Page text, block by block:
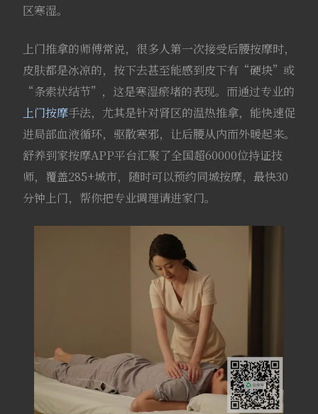
区寒湿。
上门推拿的师傅常说，很多人第一次接受后腰按摩时，
皮肤都是冰凉的，按下去甚至能感到皮下有“硬块”或
“条索状结节”，这是寒湿瘀堵的表现。而通过专业的
上门按摩手法，尤其是针对肾区的温热推拿，能快速促
进局部血液循环，驱散寒邪，让后腰从内而外暖起来。
舒养到家按摩APP平台汇聚了全国超60000位持证技
师，覆盖285+城市，随时可以预约同城按摩，最快30
分钟上门，帮你把专业调理请进家门。